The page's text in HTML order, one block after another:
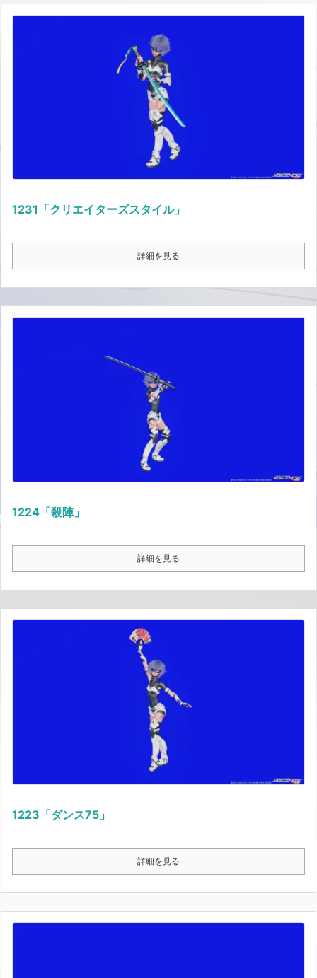
1231「クリエイターズスタイル」
詳細を見る
1224「殺陣」
詳細を見る
1223「ダンス75」
詳細を見る